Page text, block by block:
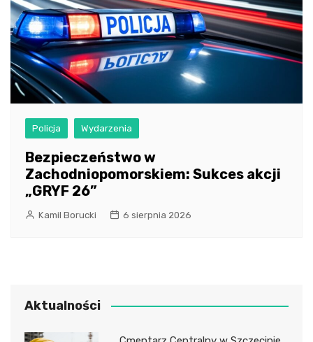
Policja Wydarzenia
Bezpieczeństwo w
Zachodniopomorskiem: Sukces akcji
„GRYF 26”
Kamil Borucki 6 sierpnia 2026
Aktualności